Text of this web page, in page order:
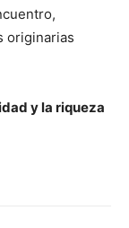
originarias
y la riqueza